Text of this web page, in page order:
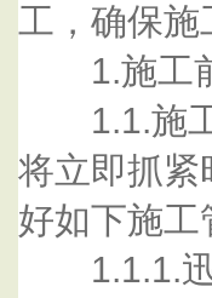
工，确保施
1.施工
1.1.施工
将立即抓紧
好如下施工
1.1.1.迅